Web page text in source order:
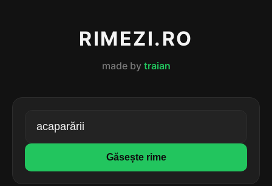
RIMEZI.RO
made by traian
Găsește rime